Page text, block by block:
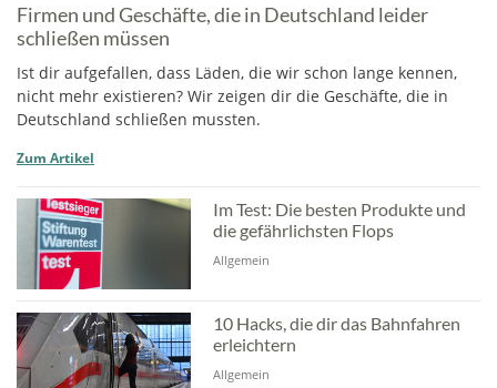
Firmen und Geschäfte, die in Deutschland leider
schließen müssen
Ist dir aufgefallen, dass Läden, die wir schon lange kennen,
nicht mehr existieren? Wir zeigen dir die Geschäfte, die in
Deutschland schließen mussten.
Zum Artikel
Im Test: Die besten Produkte und
die gefährlichsten Flops
Allgemein
10 Hacks, die dir das Bahnfahren
erleichtern
Allgemein